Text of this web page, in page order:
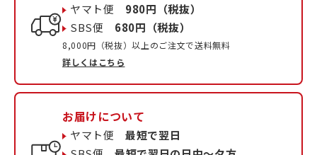
ヤマト便 980円（税抜）
SBS便 680円（税抜）
8,000円（税抜）以上のご注文で送料無料
詳しくはこちら
お届けについて
ヤマト便最短で翌日